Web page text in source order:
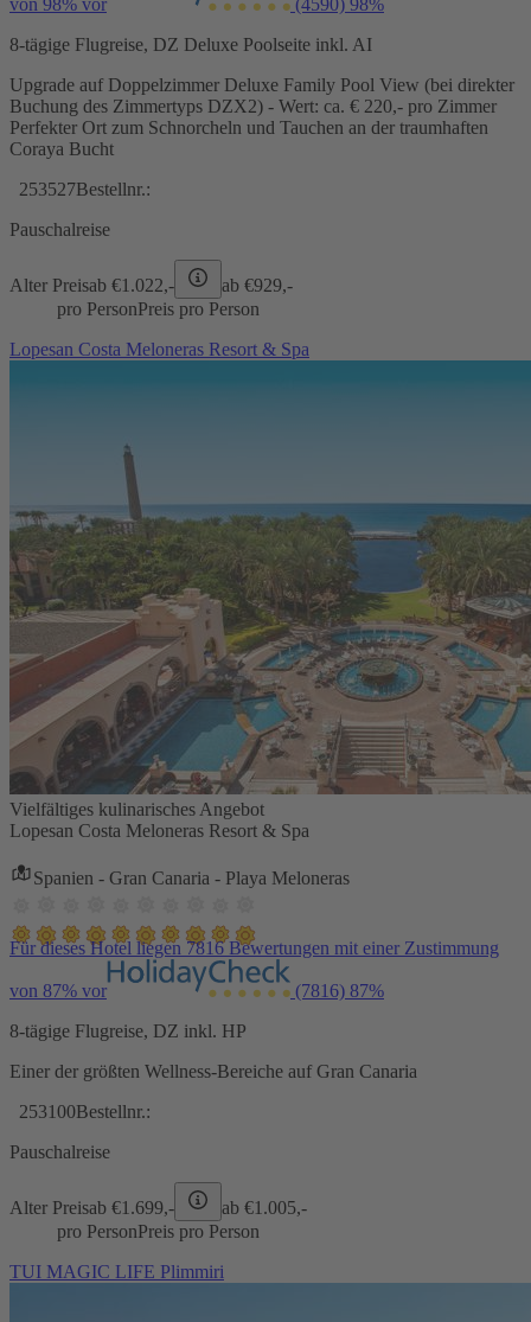
8-tägige Flugreise, DZ Deluxe Poolseite inkl. AI
Upgrade auf Doppelzimmer Deluxe Family Pool View (bei direkter
Buchung des Zimmertyps DZX2) - Wert: ca. € 220,- pro Zimmer
Perfekter Ort zum Schnorcheln und Tauchen an der traumhaften
Coraya Bucht
253527Bestellnr.:
Pauschalreise
Alter Preisab €1.022,- ab €929,-
pro PersonPreis pro Person
Lopesan Costa Meloneras Resort & Spa
Vielfältiges kulinarisches Angebot
Lopesan Costa Meloneras Resort & Spa
Spanien - Gran Canaria - Playa Meloneras
Für dieses Hotel liegen 7816 Bewertungen mit einer Zustimmung
von 87% vor (7816) 87%
8-tägige Flugreise, DZ inkl. HP
Einer der größten Wellness-Bereiche auf Gran Canaria
253100Bestellnr.:
Pauschalreise
Alter Preisab €1.699,- ab €1.005,-
pro PersonPreis pro Person
TUI MAGIC LIFE Plimmiri